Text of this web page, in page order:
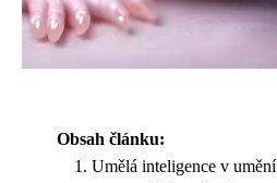
Obsah článku:
Umělá inteligence v umění